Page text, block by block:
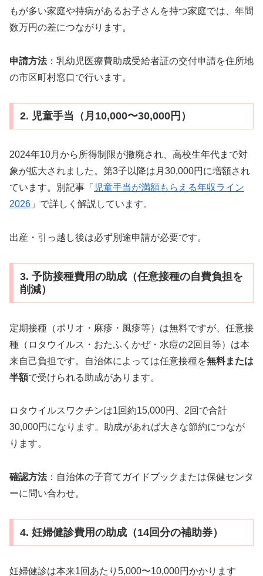
もが多い家庭や持病があるお子さんを持つ家庭では、年間
数万円の差につながります。
申請方法：乳幼児医療費助成受給者証の交付申請を住所地
の市区町村窓口で行います。
2. 児童手当（月10,000〜30,000円）
2024年10月から所得制限が撤廃され、高校生年代まで対
象が拡大されました。第3子以降は月30,000円に増額され
ています。別記事「 児童手当が満額もらえる年収ライン
2026 」で詳しく解説しています。
出産・引っ越し後は必ず別途申請が必要です。
3. 予防接種費用の助成（任意接種の自費負担を
削減）
定期接種（ポリオ・麻疹・風疹等）は無料ですが、任意接
種（ロタウイルス・おたふくかぜ・水痘の2回目等）は本
来自己負担です。自治体によっては任意接種を無料または
半額で受けられる助成があります。
ロタウイルスワクチンは1回約15,000円、2回で合計
30,000円になります。助成があれば大きな節約につなが
ります。
確認方法：自治体の子育てガイドブックまたは保健センタ
ーに問い合わせ。
4. 妊婦健診費用の助成（14回分の補助券）
妊婦健診は本来1回あたり5,000〜10,000円かかります